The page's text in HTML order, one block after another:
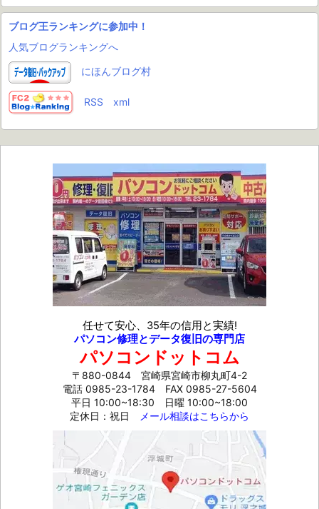
ブログ王ランキングに参加中！
人気ブログランキングへ
にほんブログ村
RSS xml
任せて安心、35年の信用と実績!
パソコン修理とデータ復旧の専門店
パソコンドットコム
〒880-0844 宮崎県宮崎市柳丸町4-2
電話 0985-23-1784FAX 0985-27-5604
平日 10:00~18:30 日曜 10:00~18:00
定休日：祝日
メール相談はこちらから